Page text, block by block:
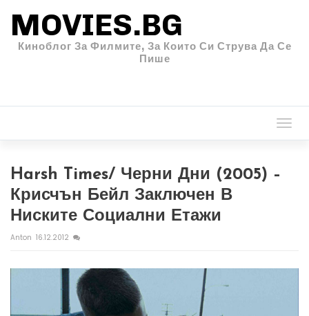
MOVIES.BG
Киноблог За Филмите, За Които Си Струва Да Се
Пише
Harsh Times/ Черни Дни (2005) –
Крисчън Бейл Заключен В
Ниските Социални Етажи
Anton 16.12.2012